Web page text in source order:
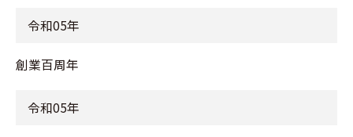
令和05年
創業百周年
令和05年